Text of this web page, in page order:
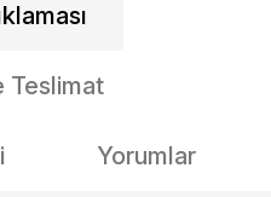
Teslimat
Yorumlar